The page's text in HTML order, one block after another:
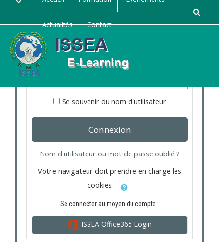
Passer au contenu principal
Actualités Contact
Se souvenir du nom d'utilisateur
Connexion
Nom d'utilisateur ou mot de passe oublié ?
Votre navigateur doit prendre en charge les
cookies
Se connecter au moyen du compte :
ISSEA Office365 Login